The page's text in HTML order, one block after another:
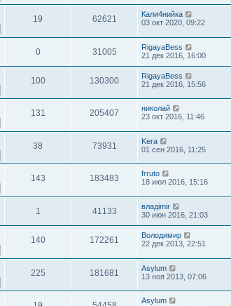
19 62621
Кали4нийка
03 окт 2020, 09:22
0 31005
RigayaBess
21 дек 2016, 16:00
100 130300
RigayaBess
21 дек 2016, 15:56
131 205407
николай
23 окт 2016, 11:46
38 73931
Kera
01 сен 2016, 11:25
143 183483
frruto
18 июл 2016, 15:16
1 41133
владimir
30 июн 2016, 21:03
140 172261
Володимир
22 дек 2013, 22:51
225 181681
Asylum
13 ноя 2013, 07:06
Asylum